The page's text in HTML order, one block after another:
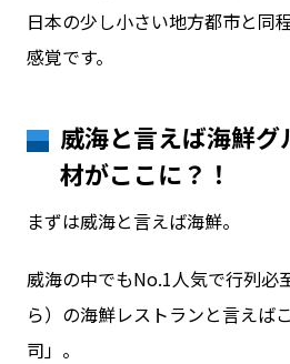
日本の少し小さい地方都市と同
感覚です。
威海と言えば海鮮
材がここに？！
まずは威海と言えば海鮮。
威海の中でもNo.1人気で行列必
ら）の海鮮レストランと言えば
司」。